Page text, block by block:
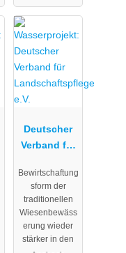
Deutscher
Verband für
pflege e.V.
Bewirtschaftung
sform der
traditionellen
Wiesenbewäss
erung wieder
stärker in den